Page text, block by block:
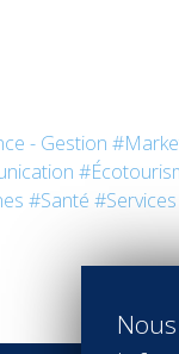
- Gestion
#Santé #Services